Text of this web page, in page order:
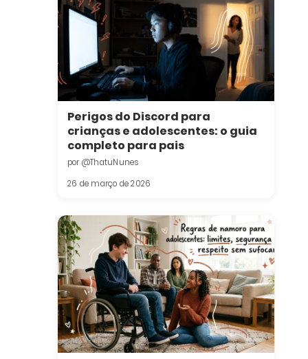
Perigos do Discord para
crianças e adolescentes: o guia
completo para pais
por @ThatuNunes
26 de março de 2026